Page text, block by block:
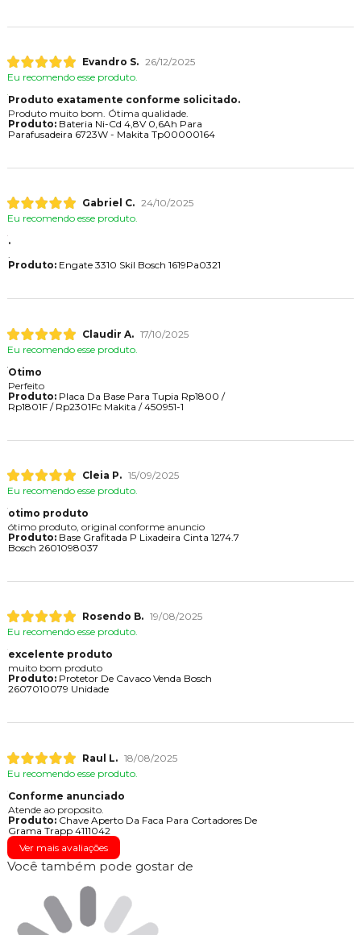
Evandro S. 26/12/2025
Eu recomendo esse produto.
Produto exatamente conforme solicitado.
Produto muito bom. Ótima qualidade.
Produto:Bateria Ni-Cd 4,8V 0,6Ah Para
Parafusadeira 6723W - Makita Tp00000164
Gabriel C. 24/10/2025
Eu recomendo esse produto.
.
.
Produto:Engate 3310 Skil Bosch 1619Pa0321
Claudir A. 17/10/2025
Eu recomendo esse produto.
Otimo
Perfeito
Produto:Placa Da Base Para Tupia Rp1800 /
Rp1801F / Rp2301Fc Makita / 450951-1
Cleia P. 15/09/2025
Eu recomendo esse produto.
otimo produto
ótimo produto, original conforme anuncio
Produto:Base Grafitada P Lixadeira Cinta 1274.7
Bosch 2601098037
Rosendo B. 19/08/2025
Eu recomendo esse produto.
excelente produto
muito bom produto
Produto:Protetor De Cavaco Venda Bosch
2607010079 Unidade
Raul L. 18/08/2025
Eu recomendo esse produto.
Conforme anunciado
Atende ao proposito.
Produto:Chave Aperto Da Faca Para Cortadores De
Grama Trapp 4111042
Ver mais avaliações
Você também pode gostar de